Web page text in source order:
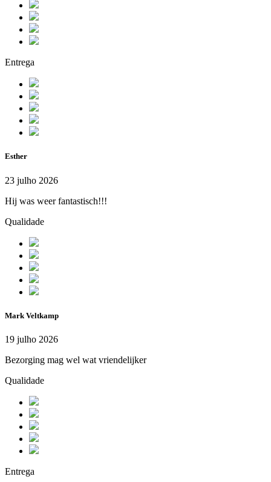
Entrega
Esther
23 julho 2026
Hij was weer fantastisch!!!
Qualidade
Mark Veltkamp
19 julho 2026
Bezorging mag wel wat vriendelijker
Qualidade
Entrega